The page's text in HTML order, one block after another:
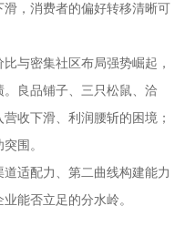
，消费者的偏好转移清晰可
与密集社区布局强势崛起，
良品铺子、三只松鼠、洽
收下滑、利润腰斩的困境；
围。
适配力、第二曲线构建能力
能否立足的分水岭。